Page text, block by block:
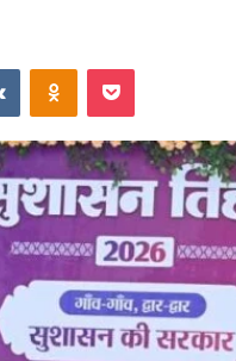
VKontakteOdnoklassniki
Pocket